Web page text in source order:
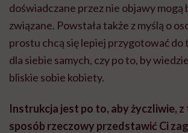
doświadczane przez nie objawy mogą
związane. Powstała także z myślą o
prostu chcą się lepiej przygotować do
dla siebie samych, czy po to, by
bliskie sobie kobiety.
Instrukcja jest po to, aby życzliwie, z
sposób rzeczowy przedstawić Ci